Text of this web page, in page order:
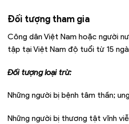
Đối tượng tham gia
Công dân Việt Nam hoặc người
tập tại Việt Nam độ tuổi từ 15
Đối tượng loại trừ:
Những người bị bệnh tâm thần;
Những người bị thương tật vĩnh